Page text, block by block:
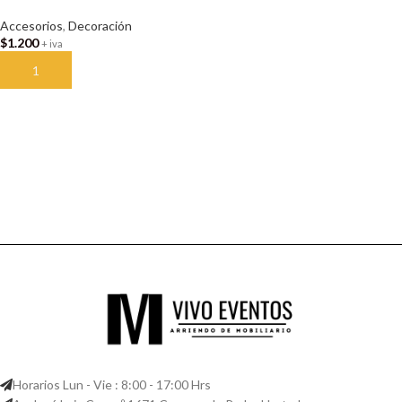
Accesorios, Decoración
$1.200 + iva
AÑADIR AL CARRITO
Horarios Lun - Vie : 8:00 - 17:00 Hrs